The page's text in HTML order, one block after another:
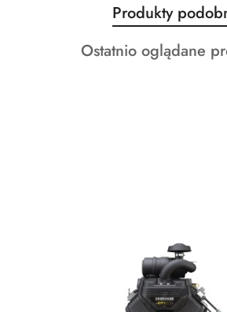
Pomiń karuzelę produktów
Produkty
o
statusie:
Produkty
Produkty
Ostatnio oglądane